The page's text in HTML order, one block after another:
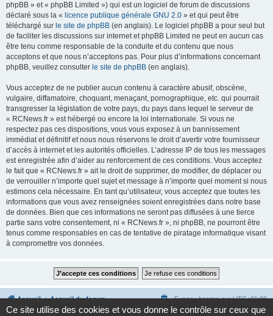
phpBB » et « phpBB Limited ») qui est un logiciel de forum de discussions
déclaré sous la « licence publique générale GNU 2.0 » et qui peut être
téléchargé sur le site de phpBB (en anglais). Le logiciel phpBB a pour seul but
de faciliter les discussions sur internet et phpBB Limited ne peut en aucun cas
être tenu comme responsable de la conduite et du contenu que nous
acceptons et que nous n’acceptons pas. Pour plus d’informations concernant
phpBB, veuillez consulter le site de phpBB (en anglais).
Vous acceptez de ne publier aucun contenu à caractère abusif, obscène,
vulgaire, diffamatoire, choquant, menaçant, pornographique, etc. qui pourrait
transgresser la législation de votre pays, du pays dans lequel le serveur de
« RCNews.fr » est hébergé ou encore la loi internationale. Si vous ne
respectez pas ces dispositions, vous vous exposez à un bannissement
immédiat et définitif et nous nous réservons le droit d’avertir votre fournisseur
d’accès à internet et les autorités officielles. L’adresse IP de tous les messages
est enregistrée afin d’aider au renforcement de ces conditions. Vous acceptez
le fait que « RCNews.fr » ait le droit de supprimer, de modifier, de déplacer ou
de verrouiller n’importe quel sujet et message à n’importe quel moment si nous
estimons cela nécessaire. En tant qu’utilisateur, vous acceptez que toutes les
informations que vous avez renseignées soient enregistrées dans notre base
de données. Bien que ces informations ne seront pas diffusées à une tierce
partie sans votre consentement, ni « RCNews.fr », ni phpBB, ne pourront être
tenus comme responsables en cas de tentative de piratage informatique visant
à compromettre vos données.
Accueil Accueil du forum Fuseau horaire surUTC+01:00
Ce site utilise des cookies et vous donne le contrôle sur ceux que